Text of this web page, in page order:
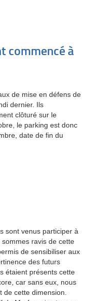
commencé à
de mise en défens de
dernier. Ils
clôturé sur le
le parking est donc
date de fin du
sont venus participer à
ravis de cette
de sensibiliser aux
des futurs
étaient présents cette
car sans eux, nous
cette dimension.